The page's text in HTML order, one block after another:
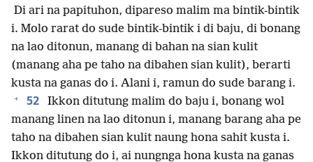
Di ari na papituhon, dipareso malim ma bintik-bintik
i. Molo rarat do sude bintik-bintik i di baju, di bonang
na lao ditonun, manang di bahan na sian kulit
(manang aha pe taho na dibahen sian kulit), berarti
kusta na ganas do i. Alani i, ramun do sude barang i.
+ 52
Ikkon ditutung malim do baju i, bonang wol
manang linen na lao ditonun i, manang barang aha pe
taho na dibahen sian kulit naung hona sahit kusta i.
Ikkon ditutung do i, ai nungnga hona kusta na ganas